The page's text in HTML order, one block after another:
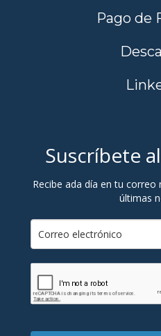
Pago de
Suscríbete
Recibe ada día en tu
últimas